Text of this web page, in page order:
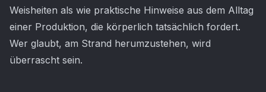
Weisheiten als wie praktische Hinweise aus dem Alltag
einer Produktion, die körperlich tatsächlich fordert.
Wer glaubt, am Strand herumzustehen, wird
überrascht sein.